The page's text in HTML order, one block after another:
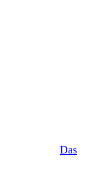
Das